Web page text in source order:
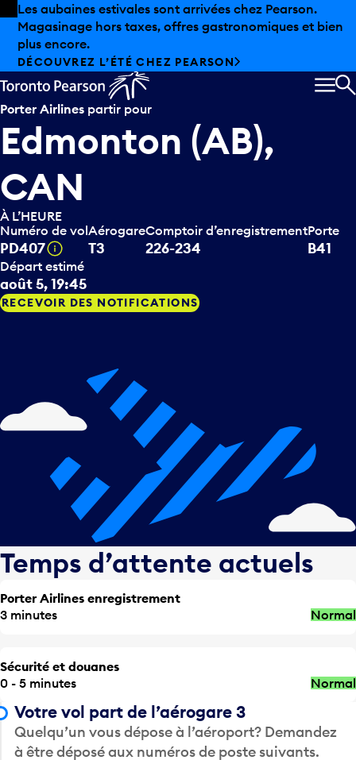
Skip to offers
Passer au contenu principal
Les aubaines estivales sont arrivées chez Pearson.
Magasinage hors taxes, offres gastronomiques et bien
plus encore.
DÉCOUVREZ L’ÉTÉ CHEZ PEARSON
Porter Airlines partir pour
Edmonton (AB),
CAN
À L’HEURE
Numéro de vol
PD407 Infobulle
Aérogare
T3
Comptoir d’enregistrement
226-234
Porte
B41
Départ estimé
août 5, 19:45
RECEVOIR DES NOTIFICATIONS
Temps d’attente actuels
Porter Airlines enregistrement
3 minutes
Normal
Sécurité et douanes
0 - 5 minutes
Normal
Votre vol part de l’aérogare 3
Quelqu’un vous dépose à l’aéroport? Demandez
à être déposé aux numéros de poste suivants.